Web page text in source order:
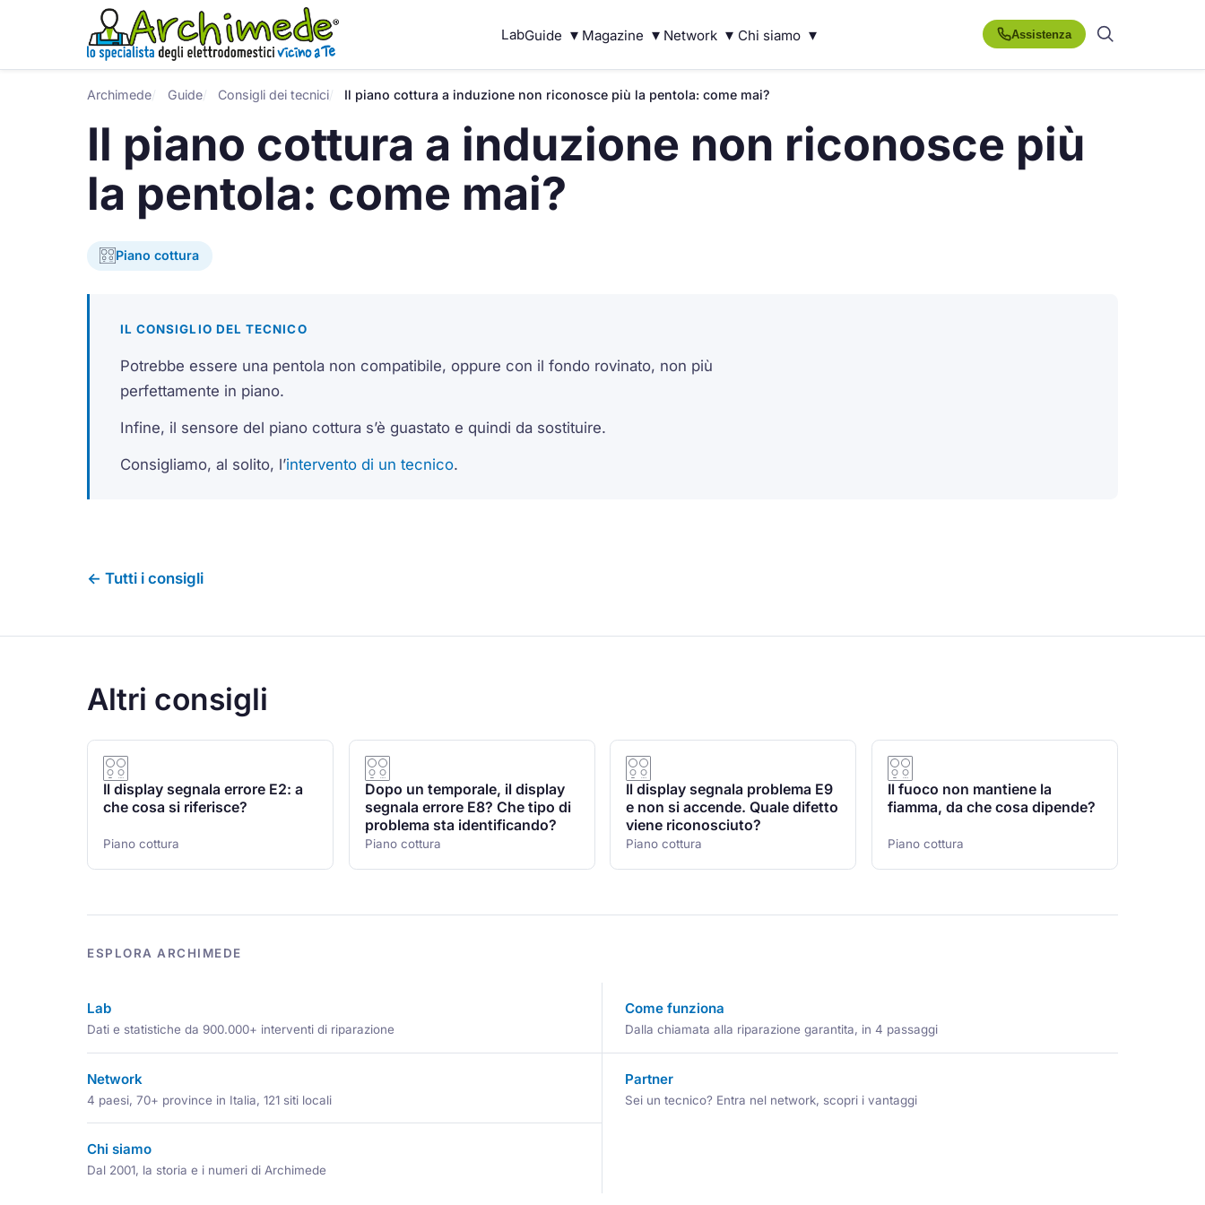
LabGuide ▾ Magazine ▾ Network ▾ Chi siamo ▾ Assistenza
Archimede Guide Consigli dei tecnici Il piano cottura a induzione non riconosce più la pentola: come mai?
Il piano cottura a induzione non riconosce più
la pentola: come mai?
Piano cottura
IL CONSIGLIO DEL TECNICO
Potrebbe essere una pentola non compatibile, oppure con il fondo rovinato, non più
perfettamente in piano.
Infine, il sensore del piano cottura s’è guastato e quindi da sostituire.
Consigliamo, al solito, l’intervento di un tecnico.
← Tutti i consigli
Altri consigli
Il display segnala errore E2: a
che cosa si riferisce?
Piano cottura
Dopo un temporale, il display
segnala errore E8? Che tipo di
problema sta identificando?
Piano cottura
Il display segnala problema E9
e non si accende. Quale difetto
viene riconosciuto?
Piano cottura
Il fuoco non mantiene la
fiamma, da che cosa dipende?
Piano cottura
ESPLORA ARCHIMEDE
Lab
Dati e statistiche da 900.000+ interventi di riparazione
Come funziona
Dalla chiamata alla riparazione garantita, in 4 passaggi
Network
4 paesi, 70+ province in Italia, 121 siti locali
Partner
Sei un tecnico? Entra nel network, scopri i vantaggi
Chi siamo
Dal 2001, la storia e i numeri di Archimede